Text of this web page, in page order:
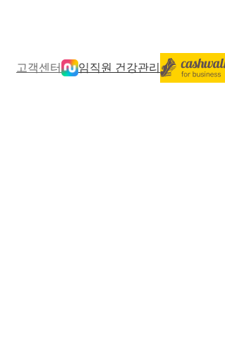
고객센터 임직원 건강관리